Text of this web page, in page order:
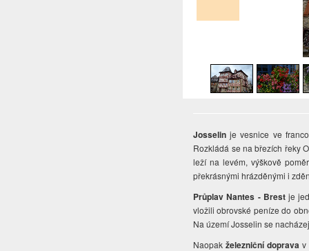
Josselin je vesnice ve
Rozkládá se na březích řeky
leží na levém, výškově
překrásnými hrázděnými i
Průplav Nantes - Brestje
vložili obrovské peníze do
Na území Josselin se
Naopakželezniční doprava v